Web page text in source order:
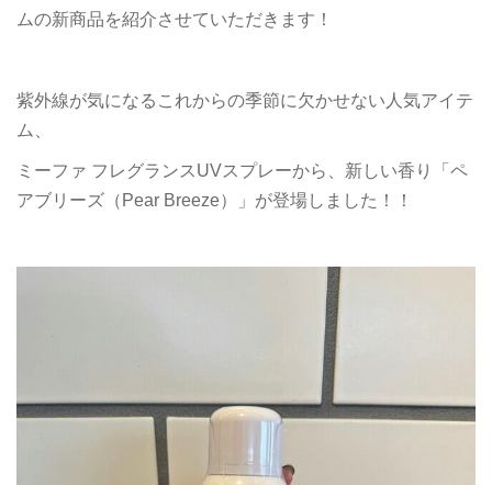
ムの新商品を紹介させていただきます！
紫外線が気になるこれからの季節に欠かせない人気アイテ
ム、
ミーファ フレグランスUVスプレーから、新しい香り「ペ
アブリーズ（Pear Breeze）」が登場しました！！